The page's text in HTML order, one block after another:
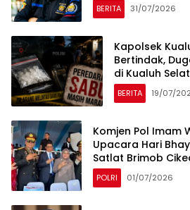
BERITA 31/07/2026
Kapolsek
Bertindak,
di Kualuh
Sorotan Warga
BERITA 19/07/
Komjen Pol Imam
Upacara Hari
Satlat Brimob
POLRI 01/07/2026